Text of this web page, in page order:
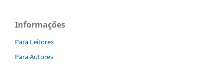
Informações
Para Leitores
Para Autores